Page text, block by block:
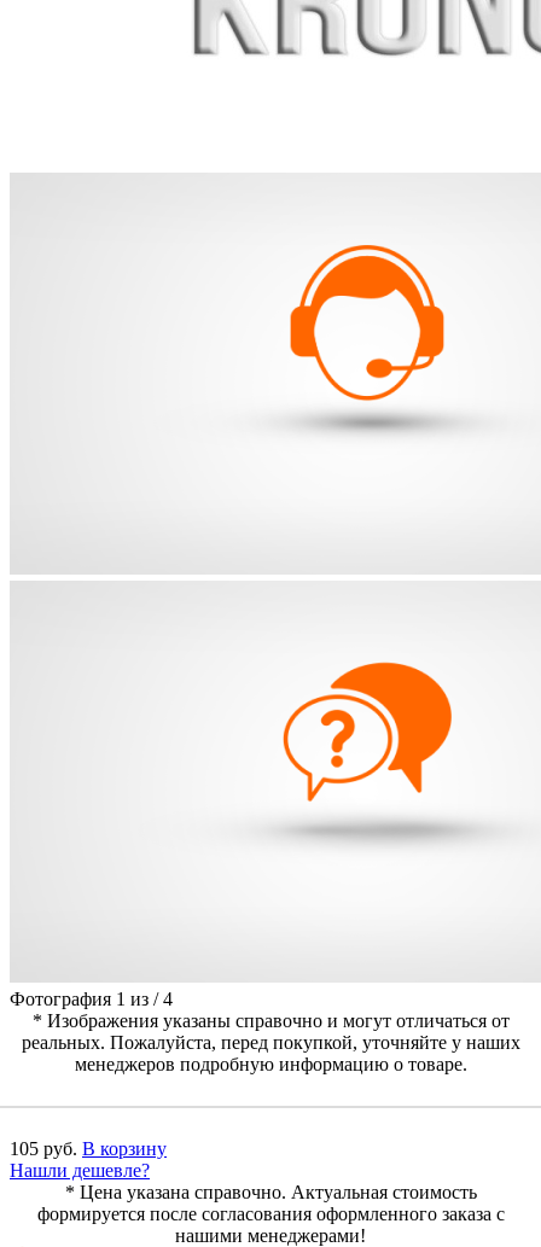
Фотография 1 из / 4
* Изображения указаны справочно и могут отличаться от
реальных. Пожалуйста, перед покупкой, уточняйте у наших
менеджеров подробную информацию о товаре.
105 руб. В корзину
Нашли дешевле?
* Цена указана справочно. Актуальная стоимость
формируется после согласования оформленного заказа с
нашими менеджерами!